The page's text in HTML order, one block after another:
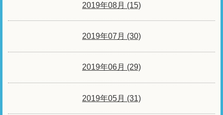
2019年08月 (15)
2019年07月 (30)
2019年06月 (29)
2019年05月 (31)